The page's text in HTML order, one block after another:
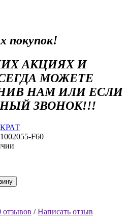
покупок!
АКЦИЯХ И
МОЖЕТЕ
НАМ ИЛИ ЕСЛИ
ЗВОНОК!!!
F60
отзывов /Написать отзыв